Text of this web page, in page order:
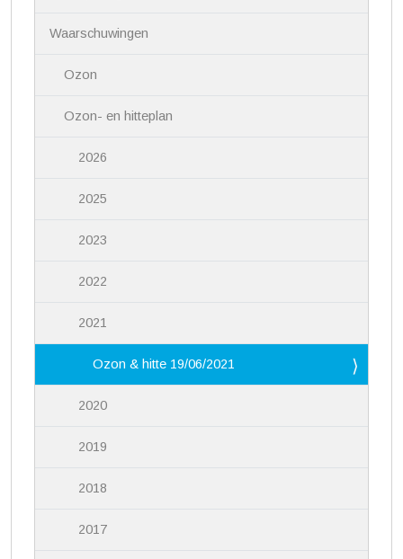
Waarschuwingen
Ozon
Ozon- en hitteplan
2026
2025
2023
2022
2021
Ozon & hitte 19/06/2021
2020
2019
2018
2017